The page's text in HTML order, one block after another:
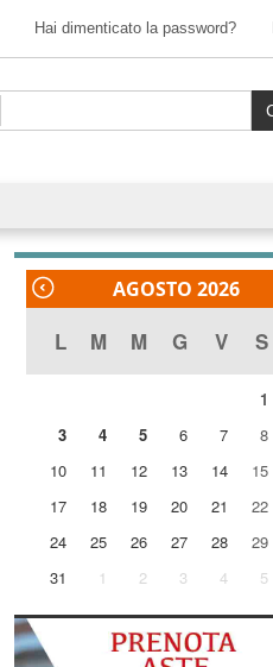
Hai dimenticato la password?
AGOSTO 2026
L M M G V S
1
3
4 5 6 7 8
10
11 12 13 14 15
17
18 19 20 21 22
24
25 26 27 28 29
31
1 2 3 4 5